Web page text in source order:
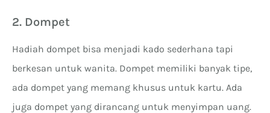
2. Dompet
Hadiah dompet bisa menjadi kado sederhana tapi
berkesan untuk wanita. Dompet memiliki banyak tipe,
ada dompet yang memang khusus untuk kartu. Ada
juga dompet yang dirancang untuk menyimpan uang.